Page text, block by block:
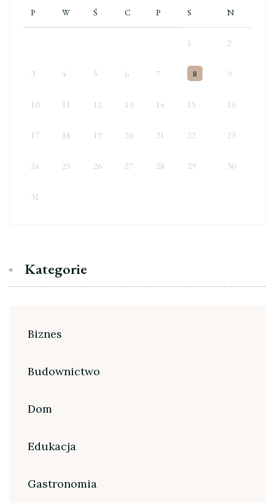
P W Ś C P S N
1 2
3 4 5 6 7 8 9
10 11 12 13 14 15 16
17 18 19 20 21 22 23
24 25 26 27 28 29 30
31
Kategorie
Biznes
Budownictwo
Dom
Edukacja
Gastronomia